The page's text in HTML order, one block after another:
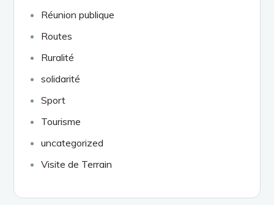
Réunion publique
Routes
Ruralité
solidarité
Sport
Tourisme
uncategorized
Visite de Terrain